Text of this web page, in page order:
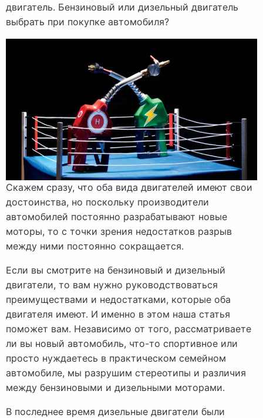
двигатель. Бензиновый или дизельный двигатель
выбрать при покупке автомобиля?
Скажем сразу, что оба вида двигателей имеют свои
достоинства, но поскольку производители
автомобилей постоянно разрабатывают новые
моторы, то с точки зрения недостатков разрыв
между ними постоянно сокращается.
Если вы смотрите на бензиновый и дизельный
двигатели, то вам нужно руководствоваться
преимуществами и недостатками, которые оба
двигателя имеют. И именно в этом наша статья
поможет вам. Независимо от того, рассматриваете
ли вы новый автомобиль, что-то спортивное или
просто нуждаетесь в практическом семейном
автомобиле, мы разрушим стереотипы и различия
между бензиновыми и дизельными моторами.
В последнее время дизельные двигатели были